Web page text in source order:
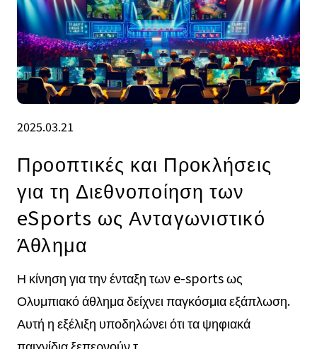
2025.03.21
Προοπτικές και Προκλήσεις
για τη Διεθνοποίηση των
eSports ως Ανταγωνιστικό
Άθλημα
Η κίνηση για την ένταξη των e-sports ως
Ολυμπιακό άθλημα δείχνει παγκόσμια εξάπλωση.
Αυτή η εξέλιξη υποδηλώνει ότι τα ψηφιακά